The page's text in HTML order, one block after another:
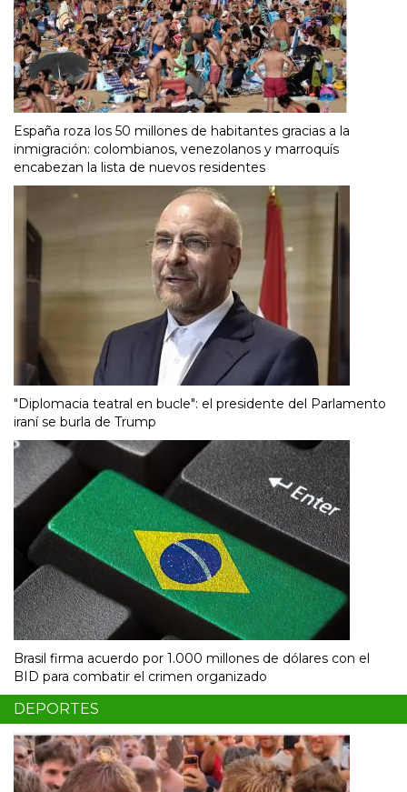
España roza los 50 millones de habitantes gracias a la
inmigración: colombianos, venezolanos y marroquís
encabezan la lista de nuevos residentes
"Diplomacia teatral en bucle": el presidente del Parlamento
iraní se burla de Trump
Brasil firma acuerdo por 1.000 millones de dólares con el
BID para combatir el crimen organizado
DEPORTES